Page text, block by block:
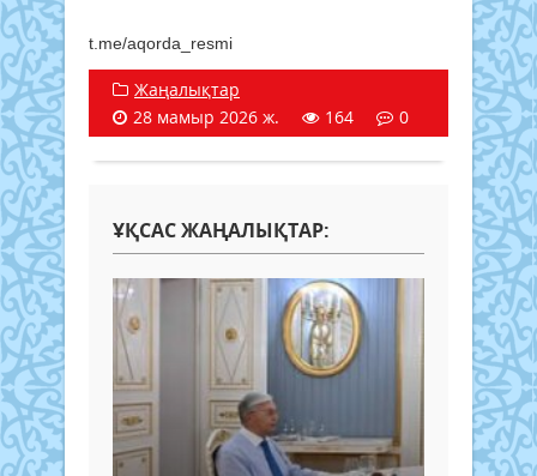
t.me/aqorda_resmi
Жаңалықтар
28 мамыр 2026 ж.
164 0
ҰҚСАС ЖАҢАЛЫҚТАР: